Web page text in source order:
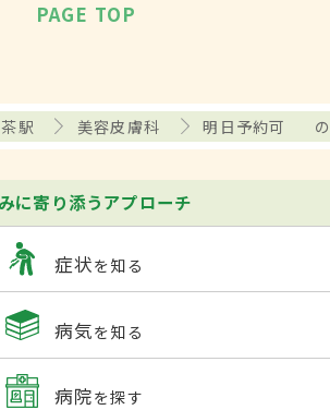
PAGE TOP
駅 美容皮膚科 明日予約可
に寄り添うアプローチ
症状を知る
病気を知る
病院を探す